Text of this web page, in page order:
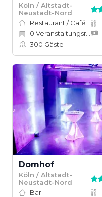
Köln / Altstadt-
Neustadt-Nord
Restaurant / Café
0 Veranstaltungsräume
300 Gäste
Domhof
Köln / Altstadt-
Neustadt-Nord
Bar